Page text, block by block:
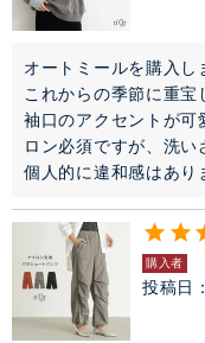
オートミールを購入し
これからの季節に重宝
袖口のアクセントが可
ロン必須ですが、洗
個人的に違和感はあり
購入者
投稿日